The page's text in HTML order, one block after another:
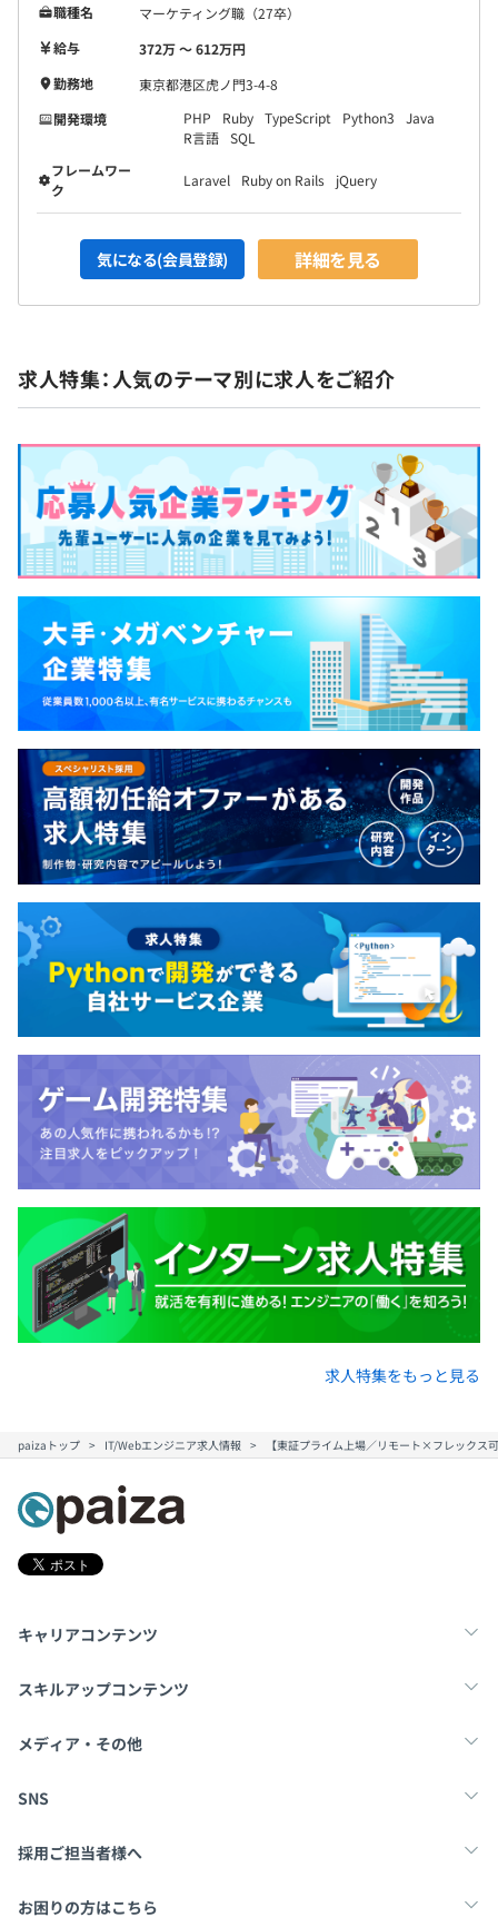
職種名
マーケティング職（27卒）
給与
372万 〜 612万円
勤務地
東京都港区虎ノ門3-4-8
開発環境
PHP Ruby TypeScript Python3
Java
R言語 SQL
フレームワー
ク
Laravel Ruby on Rails jQuery
気になる(会員登録) 詳細を見る
求人特集：人気のテーマ別に求人をご紹介
求人特集をもっと見る
paizaトップ IT/Webエンジニア求人情報 【東証プライム上場／リモート×フレック
キャリアコンテンツ
転職・キャリア
スキルアップコンテンツ
学習
メディア・その他
Tech Team Journal
SNS
X
採用ご担当者様へ
採用・教育をお考えの企業様へ
お困りの方はこちら